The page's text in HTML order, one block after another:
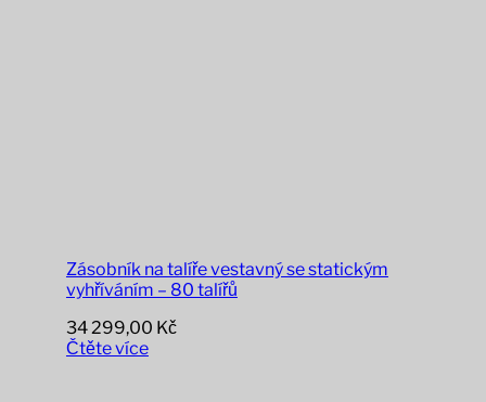
Zásobník na talíře vestavný se statickým
vyhříváním – 80 talířů
34 299,00 Kč
Čtěte více